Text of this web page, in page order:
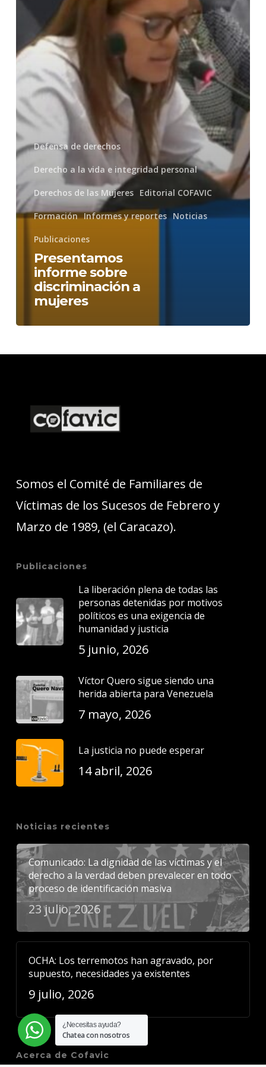
mujeres
Defensa de derechos
Derecho a la vida e integridad personal
Derechos de las Mujeres Editorial COFAVIC
Formación Informes y reportes Noticias
Publicaciones
Presentamos
informe sobre
discriminación a
mujeres
Somos el Comité de Familiares de
Víctimas de los Sucesos de Febrero y
Marzo de 1989, (el Caracazo).
Publicaciones
La liberación plena de todas las
personas detenidas por motivos
políticos es una exigencia de
humanidad y justicia
5 junio, 2026
Víctor Quero sigue siendo una
herida abierta para Venezuela
7 mayo, 2026
La justicia no puede esperar
14 abril, 2026
Noticias recientes
Comunicado: La dignidad de las víctimas y el
derecho a la verdad deben prevalecer en todo
proceso de identificación masiva
23 julio, 2026
OCHA: Los terremotos han agravado, por
supuesto, necesidades ya existentes
9 julio, 2026
Acerca de Cofavic
¿Necesitas ayuda?
Chatea con nosotros